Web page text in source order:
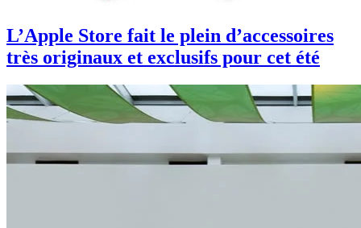
L’Apple Store fait le plein d’accessoires
très originaux et exclusifs pour cet été